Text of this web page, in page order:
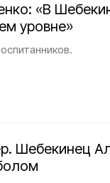
«В
уровне»
Шебекинец